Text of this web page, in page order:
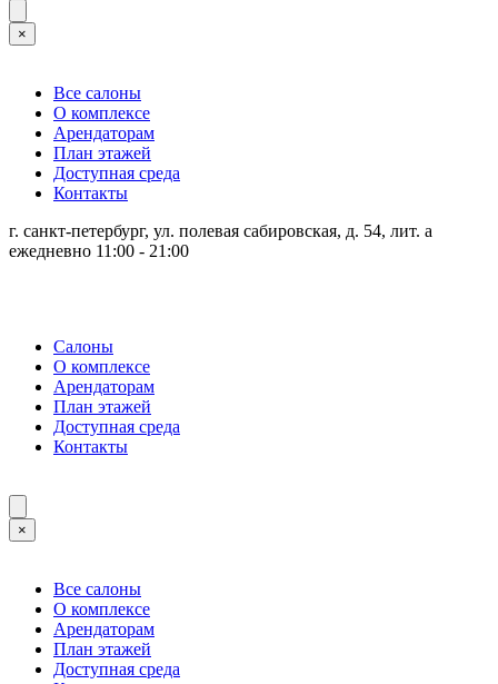
×
Все салоны
О комплексе
Арендаторам
План этажей
Доступная среда
Контакты
г. санкт-петербург, ул. полевая сабировская, д. 54, лит. а
ежедневно 11:00 - 21:00
Салоны
О комплексе
Арендаторам
План этажей
Доступная среда
Контакты
×
Все салоны
О комплексе
Арендаторам
План этажей
Доступная среда